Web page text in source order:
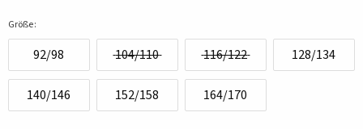
Größe:
92/98 104/110 116/122 128/134
140/146 152/158 164/170